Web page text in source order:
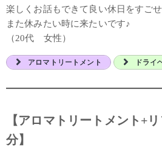
楽しくお話もできて良い休日をすごせ
また休みたい時に来たいです♪
（20代 女性）
アロマトリートメント ドライ
【アロマトリートメント+
分】